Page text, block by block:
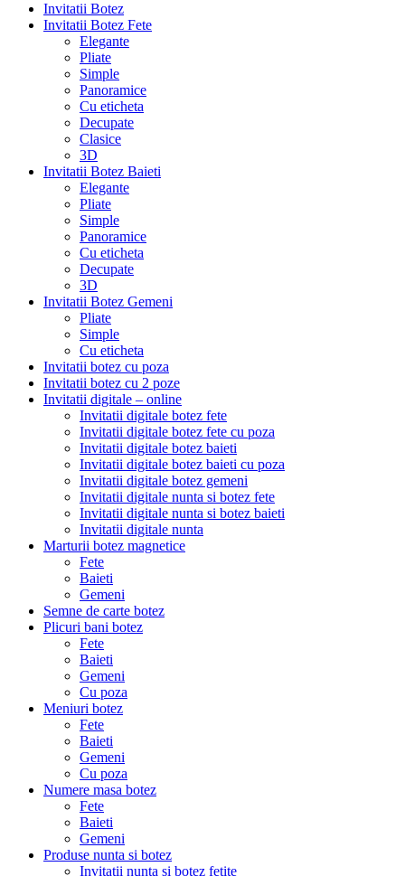
Invitatii Botez
Invitatii Botez Fete
Elegante
Pliate
Simple
Panoramice
Cu eticheta
Decupate
Clasice
3D
Invitatii Botez Baieti
Elegante
Pliate
Simple
Panoramice
Cu eticheta
Decupate
3D
Invitatii Botez Gemeni
Pliate
Simple
Cu eticheta
Invitatii botez cu poza
Invitatii botez cu 2 poze
Invitatii digitale – online
Invitatii digitale botez fete
Invitatii digitale botez fete cu poza
Invitatii digitale botez baieti
Invitatii digitale botez baieti cu poza
Invitatii digitale botez gemeni
Invitatii digitale nunta si botez fete
Invitatii digitale nunta si botez baieti
Invitatii digitale nunta
Marturii botez magnetice
Fete
Baieti
Gemeni
Semne de carte botez
Plicuri bani botez
Fete
Baieti
Gemeni
Cu poza
Meniuri botez
Fete
Baieti
Gemeni
Cu poza
Numere masa botez
Fete
Baieti
Gemeni
Produse nunta si botez
Invitatii nunta si botez fetite